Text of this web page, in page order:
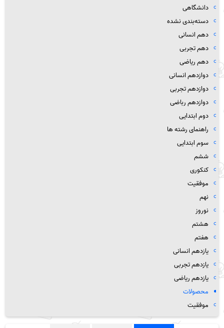
دانشگاهی
دسته‌بندی نشده
دهم انسانی
دهم تجربی
دهم ریاضی
دوازدهم انسانی
دوازدهم تجربی
دوازدهم رباضی
دوم ابتدایی
راهنمای رشته ها
سوم ابتدایی
ششم
کنکوری
موفقیت
نهم
نوروز
هشتم
هفتم
یازدهم انسانی
یازدهم تجربی
یازدهم ریاضی
محصولات
موفقیت